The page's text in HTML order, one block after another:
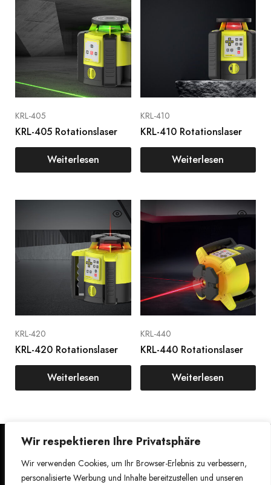
Wir respektieren Ihre Privatsphäre
Wir verwenden Cookies, um Ihr Browser-Erlebnis zu verbessern,
personalisierte Werbung und Inhalte bereitzustellen und unseren
KRL-405
KRL-405 Rotationslaser
Weiterlesen
KRL-410
KRL-410 Rotationslaser
Weiterlesen
KRL-420
KRL-420 Rotationslaser
Weiterlesen
KRL-440
KRL-440 Rotationslaser
Weiterlesen
Datenschutzrichtlinie
Servicebedingungen
Kontaktieren Sie uns
ok
am